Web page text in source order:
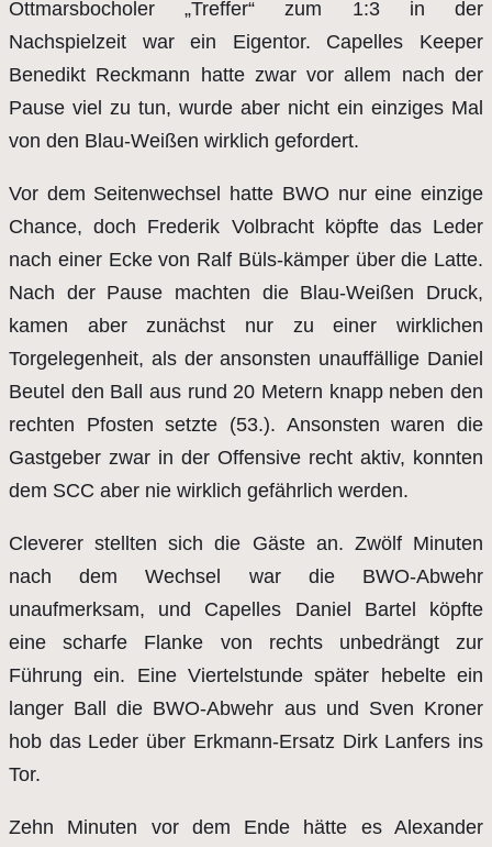
Ottmarsbocholer „Treffer“ zum 1:3 in der
Nachspielzeit war ein Eigentor. Capelles Keeper
Benedikt Reckmann hatte zwar vor allem nach der
Pause viel zu tun, wurde aber nicht ein einziges Mal
von den Blau-Weißen wirklich gefordert.
Vor dem Seitenwechsel hatte BWO nur eine einzige
Chance, doch Frederik Volbracht köpfte das Leder
nach einer Ecke von Ralf Büls-kämper über die Latte.
Nach der Pause machten die Blau-Weißen Druck,
kamen aber zunächst nur zu einer wirklichen
Torgelegenheit, als der ansonsten unauffällige Daniel
Beutel den Ball aus rund 20 Metern knapp neben den
rechten Pfosten setzte (53.). Ansonsten waren die
Gastgeber zwar in der Offensive recht aktiv, konnten
dem SCC aber nie wirklich gefährlich werden.
Cleverer stellten sich die Gäste an. Zwölf Minuten
nach dem Wechsel war die BWO-Abwehr
unaufmerksam, und Capelles Daniel Bartel köpfte
eine scharfe Flanke von rechts unbedrängt zur
Führung ein. Eine Viertelstunde später hebelte ein
langer Ball die BWO-Abwehr aus und Sven Kroner
hob das Leder über Erkmann-Ersatz Dirk Lanfers ins
Tor.
Zehn Minuten vor dem Ende hätte es Alexander